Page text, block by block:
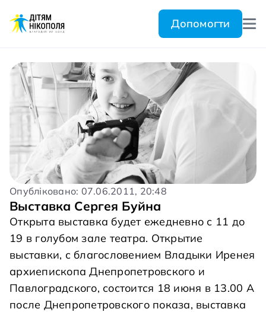
Допомогти
Опубліковано: 07.06.2011, 20:48
Выставка Сергея Буйна
Открыта выставка будет ежедневно с 11 до
19 в голубом зале театра. Открытие
выставки, с благословением Владыки Иренея
архиепископа Днепропетровского и
Павлоградского, состоится 18 июня в 13.00 А
после Днепропетровского показа, выставка